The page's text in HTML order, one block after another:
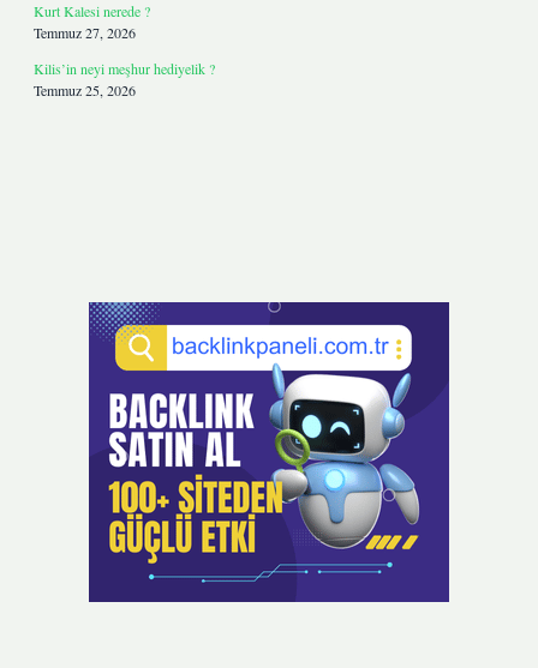
Kurt Kalesi nerede ?
Temmuz 27, 2026
Kilis’in neyi meşhur hediyelik ?
Temmuz 25, 2026